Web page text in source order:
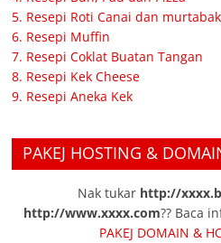
5. Resepi Roti Canai dan murtabak
6. Resepi Muffin
7. Resepi Coklat Buatan Tangan
8. Resepi Kek Cheese
9. Resepi Aneka Kek
PAKEJ HOSTING &
Nak tukar http://
http://www.xxxx.com?? Baca
PAKEJ DOMAIN &